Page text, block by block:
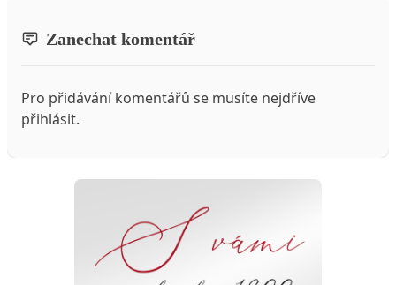
Zanechat komentář
Pro přidávání komentářů se musíte nejdříve
přihlásit.